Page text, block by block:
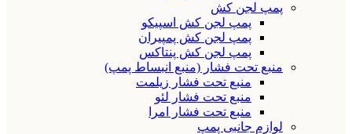
پمپ لجن کش
پمپ لجن کش اسپیکو
پمپ لجن کش پمپیران
پمپ لجن کش پنتاکس
منبع تحت فشار (منبع انبساط پمپ)
منبع تحت فشار زیلمت
منبع تحت فشار لئو
منبع تحت فشار امرا
لوازم جانبی پمپ